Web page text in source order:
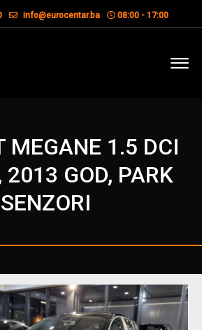
info@eurocentar.ba 08:00 - 17:00
MEGANE 1.5 DCI
2013 GOD, PARK
SENZORI